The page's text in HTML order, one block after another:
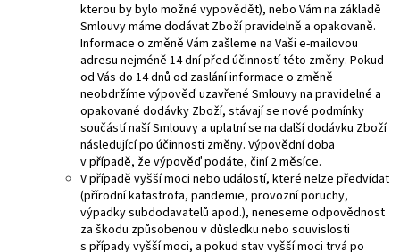
kterou by bylo možné vypovědět), nebo Vám na základě
Smlouvy máme dodávat Zboží pravidelně a opakovaně.
Informace o změně Vám zašleme na Vaši e-mailovou
adresu nejméně 14 dní před účinností této změny. Pokud
od Vás do 14 dnů od zaslání informace o změně
neobdržíme výpověď uzavřené Smlouvy na pravidelné a
opakované dodávky Zboží, stávají se nové podmínky
součástí naší Smlouvy a uplatní se na další dodávku Zboží
následující po účinnosti změny. Výpovědní doba
v případě, že výpověď podáte, činí 2 měsíce.
V případě vyšší moci nebo událostí, které nelze předvídat
(přírodní katastrofa, pandemie, provozní poruchy,
výpadky subdodavatelů apod.), neneseme odpovědnost
za škodu způsobenou v důsledku nebo souvislosti
s případy vyšší moci, a pokud stav vyšší moci trvá po